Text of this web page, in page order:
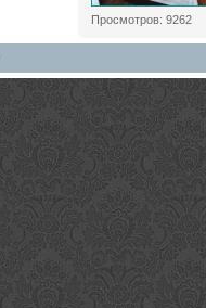
Просмотров: 9262